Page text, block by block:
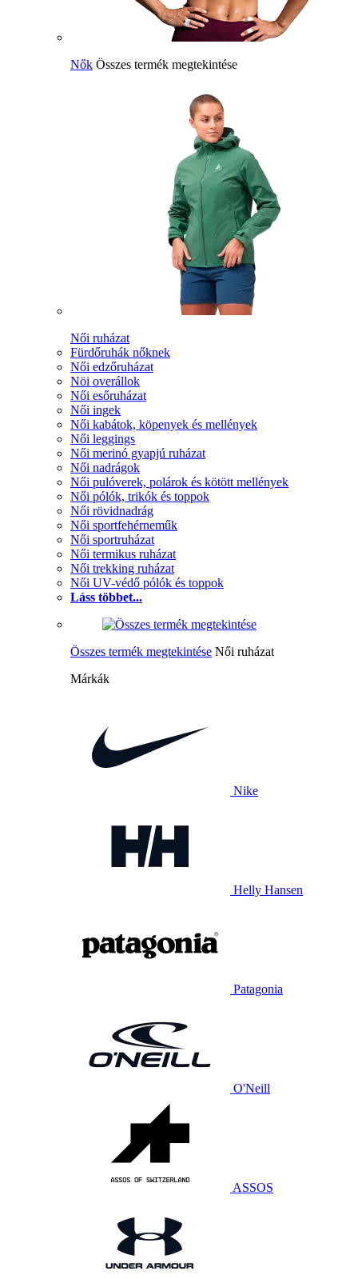
Nők Összes termék megtekintése
Női ruházat
Fürdőruhák nőknek
Női edzőruházat
Nöi overállok
Női esőruházat
Női ingek
Női kabátok, köpenyek és mellények
Női leggings
Női merinó gyapjú ruházat
Női nadrágok
Női pulóverek, polárok és kötött mellények
Női pólók, trikók és toppok
Női rövidnadrág
Női sportfehérneműk
Női sportruházat
Női termikus ruházat
Női trekking ruházat
Női UV-védő pólók és toppok
Láss többet...
Összes termék megtekintése Női ruházat
Márkák
Nike
Helly Hansen
Patagonia
O'Neill
ASSOS